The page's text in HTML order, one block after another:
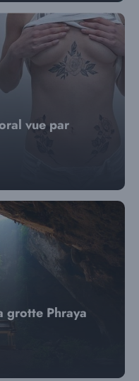
vue par
grotte Phraya